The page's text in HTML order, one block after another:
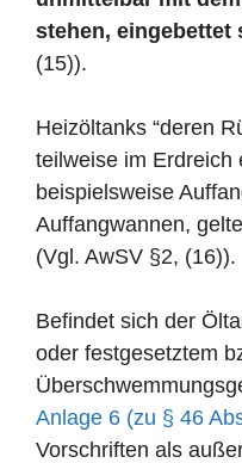
stehen, eingebettet
(15)).
Heizöltanks “deren
teilweise im Erdreich
beispielsweise
Auffangwannen,
(Vgl. AwSV §2, (16)).
Befindet sich der
oder festgesetztem
Anlage 6 (zu § 46
Vorschriften als